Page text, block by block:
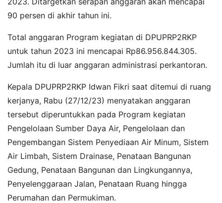
90 persen di akhir tahun ini.
Total anggaran Program kegiatan di DPUPRP2RKP
untuk tahun 2023 ini mencapai Rp86.956.844.305.
Jumlah itu di luar anggaran administrasi perkantoran.
Kepala DPUPRP2RKP Idwan Fikri saat ditemui di ruang
kerjanya, Rabu (27/12/23) menyatakan anggaran
tersebut diperuntukkan pada Program kegiatan
Pengelolaan Sumber Daya Air, Pengelolaan dan
Pengembangan Sistem Penyediaan Air Minum, Sistem
Air Limbah, Sistem Drainase, Penataan Bangunan
Gedung, Penataan Bangunan dan Lingkungannya,
Penyelenggaraan Jalan, Penataan Ruang hingga
Perumahan dan Permukiman.